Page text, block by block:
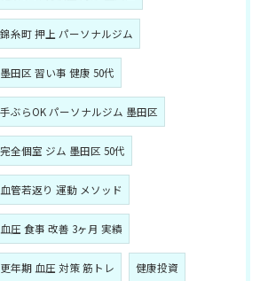
錦糸町 押上 パーソナルジム
墨田区 習い事 健康 50代
手ぶらOK パーソナルジム 墨田区
完全個室 ジム 墨田区 50代
血管若返り 運動 メソッド
血圧 食事 改善 3ヶ月 実績
更年期 血圧 対策 筋トレ 健康投資